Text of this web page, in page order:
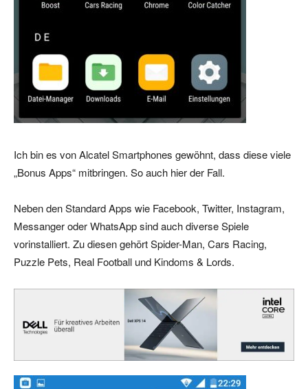
Ich bin es von Alcatel Smartphones gewöhnt, dass diese viele
„Bonus Apps“ mitbringen. So auch hier der Fall.
Neben den Standard Apps wie Facebook, Twitter, Instagram,
Messanger oder WhatsApp sind auch diverse Spiele
vorinstalliert. Zu diesen gehört Spider-Man, Cars Racing,
Puzzle Pets, Real Football und Kindoms & Lords.